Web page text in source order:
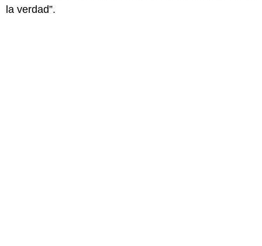
la verdad”.